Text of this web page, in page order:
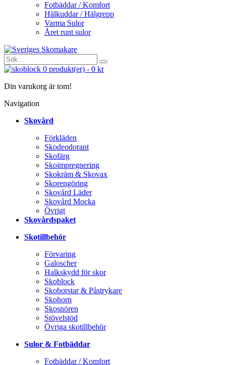
Fotbäddar / Komfort
Hälkuddar / Hälgrepp
Varma Sulor
Året runt sulor
0 produkt(er) - 0 kr
Din varukorg är tom!
Navigation
Skovård
Förkläden
Skodeodorant
Skofärg
Skoimpregnering
Skokräm & Skovax
Skorengöring
Skovård Läder
Skovård Mocka
Övrigt
Skovårdspaket
Skotillbehör
Förvaring
Galoscher
Halkskydd för skor
Skoblock
Skoborstar & Påstrykare
Skohorn
Skosnören
Stövelstöd
Övriga skotillbehör
Sulor & Fotbäddar
Fotbäddar / Komfort